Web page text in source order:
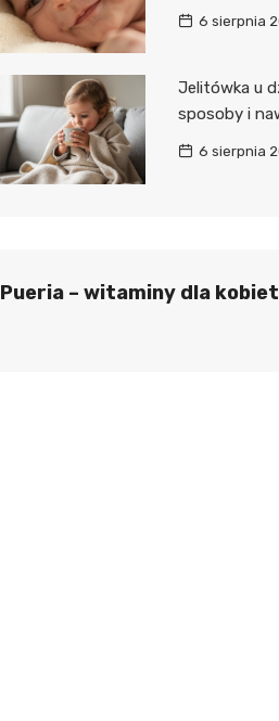
6 sierpnia
Jelitówka u
sposoby i
6 sierpnia
Pueria – witaminy dla